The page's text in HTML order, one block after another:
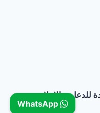
والإعلان